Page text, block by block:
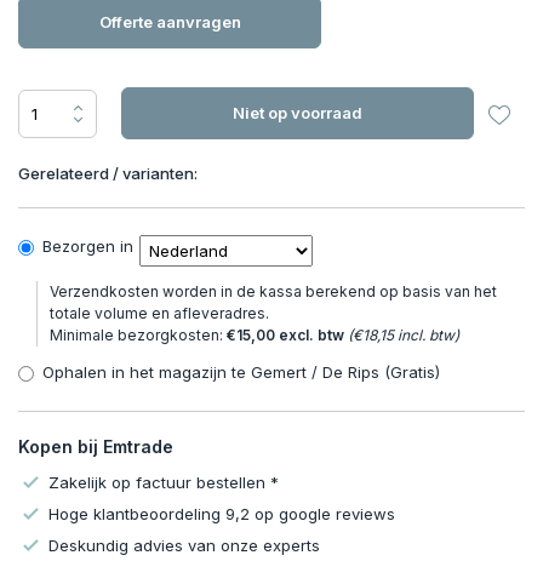
Offerte aanvragen
Niet op voorraad
Gerelateerd / varianten:
Bezorgen in
Verzendkosten worden in de kassa berekend op basis van het
totale volume en afleveradres.
Minimale bezorgkosten: €15,00 excl. btw (€18,15 incl. btw)
Ophalen in het magazijn te Gemert / De Rips (Gratis)
Kopen bij Emtrade
Zakelijk op factuur bestellen *
Hoge klantbeoordeling 9,2 op google reviews
Deskundig advies van onze experts